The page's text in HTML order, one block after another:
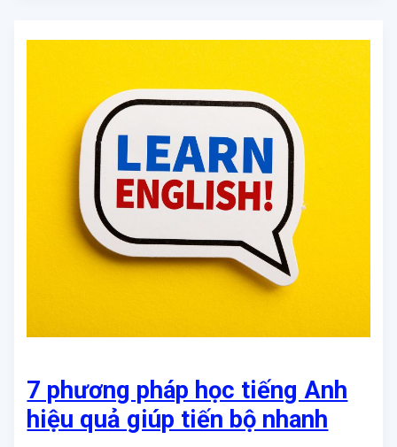
7 phương pháp học tiếng Anh
hiệu quả giúp tiến bộ nhanh